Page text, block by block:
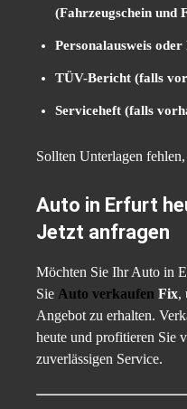
(Fahrzeugschein und
Personalausweis oder
TÜV-Bericht (falls
Serviceheft (falls
Sollten Unterlagen
Auto in Erfurt
Jetzt anfragen
Möchten Sie Ihr Auto in
Sie Auto verkaufen Fix,
Angebot zu erhalten.
heute und profitieren Sie
zuverlässigen Service.